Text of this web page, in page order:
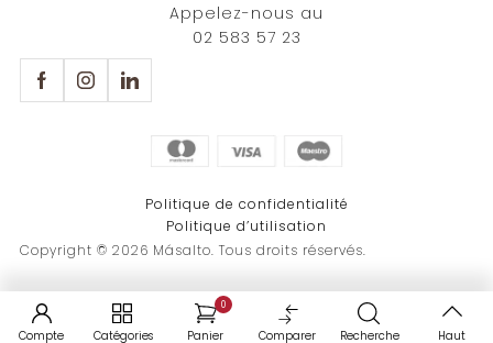
Appelez-nous au
02 583 57 23
Copyright © 2026 Másalto. Tous droits réservés.
Politique de confidentialité
Politique d’utilisation
Compte Catégories
0
Panier Comparer Recherche Haut